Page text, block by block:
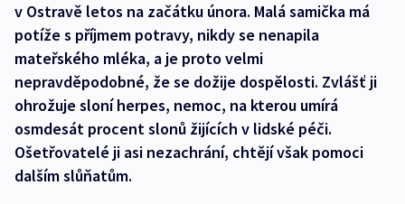
v Ostravě letos na začátku února. Malá samička má
potíže s příjmem potravy, nikdy se nenapila
mateřského mléka, a je proto velmi
nepravděpodobné, že se dožije dospělosti. Zvlášť ji
ohrožuje sloní herpes, nemoc, na kterou umírá
osmdesát procent slonů žijících v lidské péči.
Ošetřovatelé ji asi nezachrání, chtějí však pomoci
dalším slůňatům.